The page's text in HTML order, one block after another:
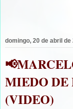
domingo, 20 de abril de
MIEDO DE
(VIDEO)